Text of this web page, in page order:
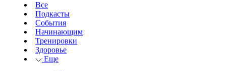
Все
Подкасты
События
Начинающим
Тренировки
Здоровье
Еще